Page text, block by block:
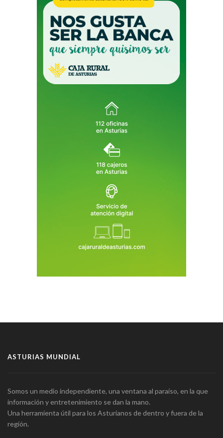
ASTURIAS MUNDIAL
Somos un medio independiente, una ventana al paraíso, en la que
información y entretenimiento se dan la mano.
Una herramienta útil para los Asturianos de dentro y fuera de la
región.